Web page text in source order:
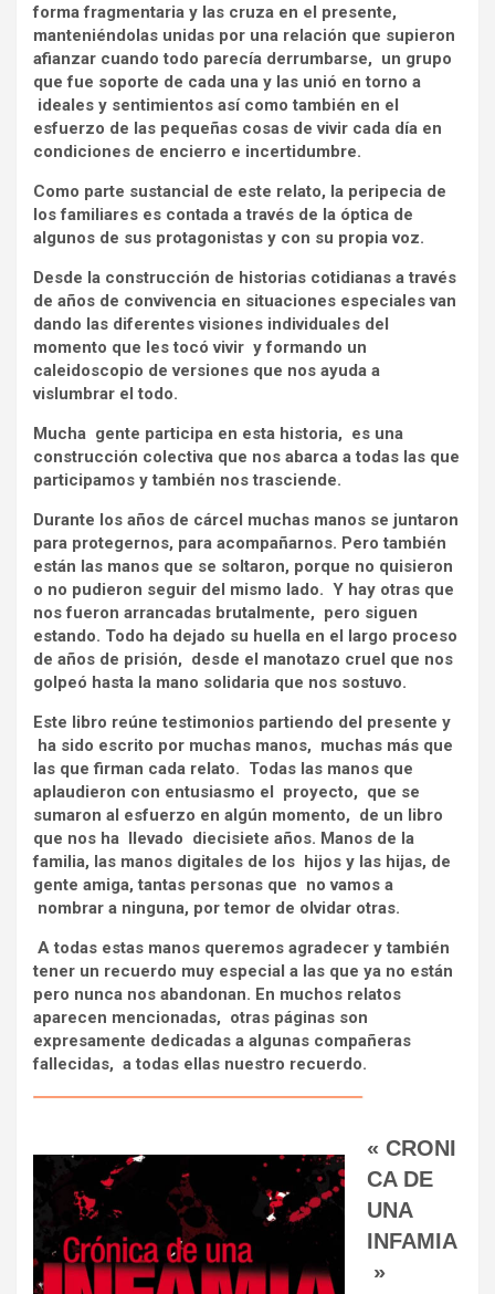
forma fragmentaria y las cruza en el presente,
manteniéndolas unidas por una relación que supieron
afianzar cuando todo parecía derrumbarse, un grupo
que fue soporte de cada una y las unió en torno a
ideales y sentimientos así como también en el
esfuerzo de las pequeñas cosas de vivir cada día en
condiciones de encierro e incertidumbre.
Como parte sustancial de este relato, la peripecia de
los familiares es contada a través de la óptica de
algunos de sus protagonistas y con su propia voz.
Desde la construcción de historias cotidianas a través
de años de convivencia en situaciones especiales van
dando las diferentes visiones individuales del
momento que les tocó vivir y formando un
caleidoscopio de versiones que nos ayuda a
vislumbrar el todo.
Mucha gente participa en esta historia, es una
construcción colectiva que nos abarca a todas las que
participamos y también nos trasciende.
Durante los años de cárcel muchas manos se juntaron
para protegernos, para acompañarnos. Pero también
están las manos que se soltaron, porque no quisieron
o no pudieron seguir del mismo lado. Y hay otras que
nos fueron arrancadas brutalmente, pero siguen
estando. Todo ha dejado su huella en el largo proceso
de años de prisión, desde el manotazo cruel que nos
golpeó hasta la mano solidaria que nos sostuvo.
Este libro reúne testimonios partiendo del presente y
ha sido escrito por muchas manos, muchas más que
las que firman cada relato. Todas las manos que
aplaudieron con entusiasmo el proyecto, que se
sumaron al esfuerzo en algún momento, de un libro
que nos ha llevado diecisiete años. Manos de la
familia, las manos digitales de los hijos y las hijas, de
gente amiga, tantas personas que no vamos a
nombrar a ninguna, por temor de olvidar otras.
A todas estas manos queremos agradecer y también
tener un recuerdo muy especial a las que ya no están
pero nunca nos abandonan. En muchos relatos
aparecen mencionadas, otras páginas son
expresamente dedicadas a algunas compañeras
fallecidas, a todas ellas nuestro recuerdo.
« CRONI
CA DE
UNA
INFAMIA
»